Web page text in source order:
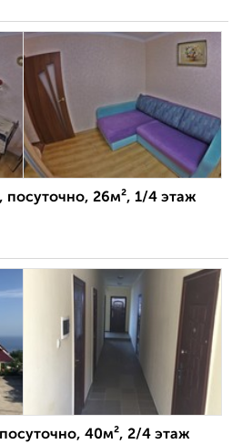
посуточно, 26м², 1/4 этаж
40м², 2/4 этаж